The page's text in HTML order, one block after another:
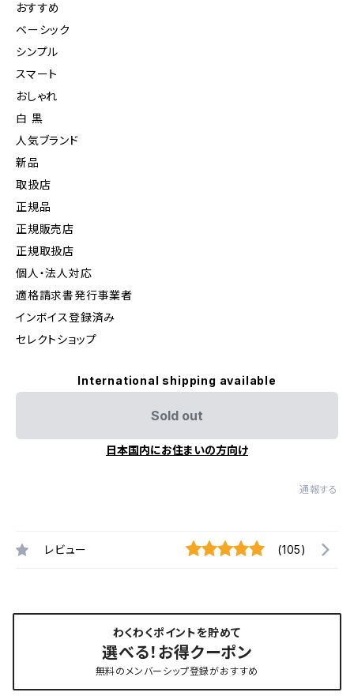
おすすめ
ベーシック
シンプル
スマート
おしゃれ
白 黒
人気ブランド
新品
取扱店
正規品
正規販売店
正規取扱店
個人・法人対応
適格請求書発行事業者
インボイス登録済み
セレクトショップ
International shipping available
Sold out
日本国内にお住まいの方向け
通報する
レビュー (105)
わくわくポイントを貯めて
選べる！お得クーポン
無料のメンバーシップ登録がおすすめ